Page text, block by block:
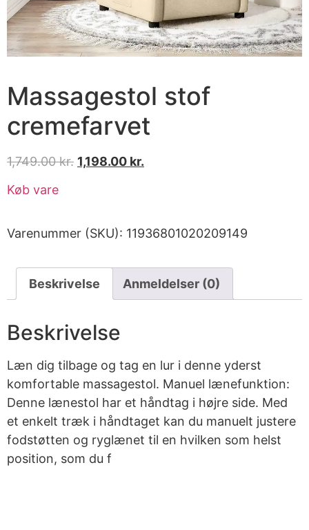
Massagestol stof
cremefarvet
1,749.00kr. 1,198.00 kr.
Køb vare
Varenummer (SKU): 11936801020209149
Beskrivelse Anmeldelser (0)
Beskrivelse
Læn dig tilbage og tag en lur i denne yderst
komfortable massagestol. Manuel lænefunktion:
Denne lænestol har et håndtag i højre side. Med
et enkelt træk i håndtaget kan du manuelt justere
fodstøtten og ryglænet til en hvilken som helst
position, som du f